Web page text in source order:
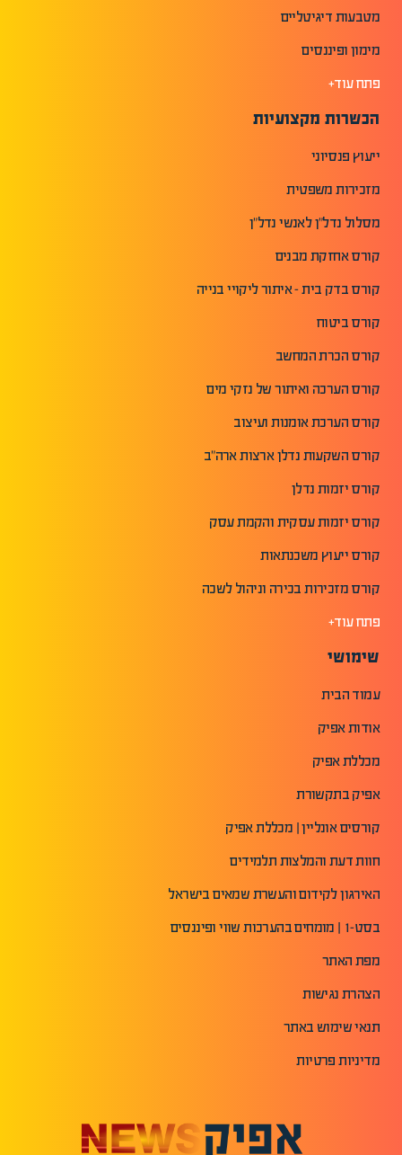
מטבעות דיגיטליים
מימון ופיננסים
פתח עוד+
הכשרות מקצועיות
ייעוץ פנסיוני
מזכירות משפטית
מסלול נדל"ן לאנשי נדל"ן
קורס אחזקת מבנים
קורס בדק בית - איתור ליקויי בנייה
קורס ביטוח
קורס הכרת המחשב
קורס הערכה ואיתור של נזקי מים
קורס הערכת אומנות ועיצוב
קורס השקעות נדלן ארצות ארה"ב
קורס יזמות נדלן
קורס יזמות עסקית והקמת עסק
קורס ייעוץ משכנתאות
קורס מזכירות בכירה וניהול לשכה
פתח עוד+
שימושי
עמוד הבית
אודות אפיק
מכללת אפיק
אפיק בתקשורת
קורסים אונליין | מכללת אפיק
חוות דעת והמלצות תלמידים
האירגון לקידום והעשרת שמאים בישראל
בסט-1 | מומחים בהערכות שווי ופיננסים
מפת האתר
הצהרת נגישות
תנאי שימוש באתר
מדיניות פרטיות